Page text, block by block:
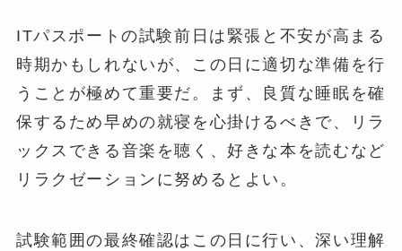
ITパスポートの試験前日は緊張と不安が高まる
時期かもしれないが、この日に適切な準備を行
うことが極めて重要だ。まず、良質な睡眠を確
保するため早めの就寝を心掛けるべきで、リラ
ックスできる音楽を聴く、好きな本を読むなど
リラクゼーションに努めるとよい。
試験範囲の最終確認はこの日に行い、深い理解